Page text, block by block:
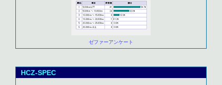
ゼファーアンケート
HCZ-SPEC